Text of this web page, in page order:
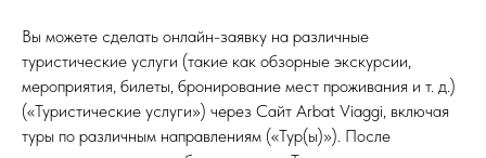
Вы можете сделать онлайн-заявку на различные
туристические услуги (такие как обзорные экскурсии,
мероприятия, билеты, бронирование мест проживания и т. д.)
(«Туристические услуги») через Сайт Arbat Viaggi, включая
туры по различным направлениям («Тур(ы)»). После